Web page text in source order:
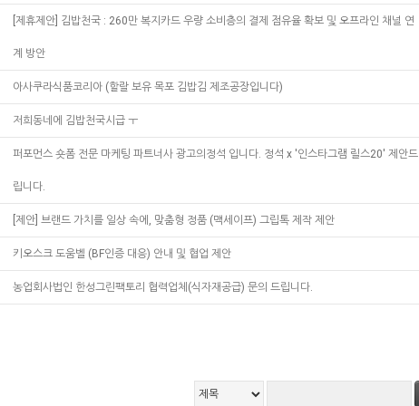
[제휴제안] 김밥천국 : 260만 복지카드 우량 소비층의 결제 점유율 확보 및 오프라인 채널 연
계 방안
아사쿠라식품코리아 (할랄 보유 목포 김밥김 제조공장입니다)
저희동네에 김밥천국시급 ㅜ
퍼포먼스 숏폼 전문 마케팅 파트너사 광고의정석 입니다. 정석 x '인스타그램 릴스20' 제안드
립니다.
[제안] 브랜드 가치를 일상 속에, 맞춤형 정품 (맥세이프) 그립톡 제작 제안
키오스크 도움벨 (BF인증 대응) 안내 및 협업 제안
농업회사법인 한성그린팩토리 협력업체(식자재공급) 문의 드립니다.